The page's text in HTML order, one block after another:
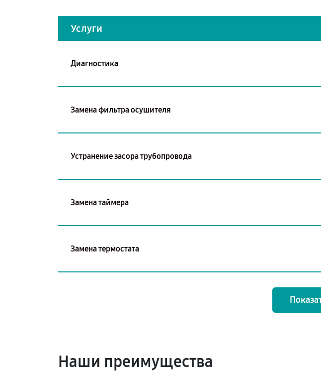
Услуги
Диагностика
Замена фильтра осушителя
Устранение засора трубопровода
Замена таймера
Замена термостата
Наши преимущества